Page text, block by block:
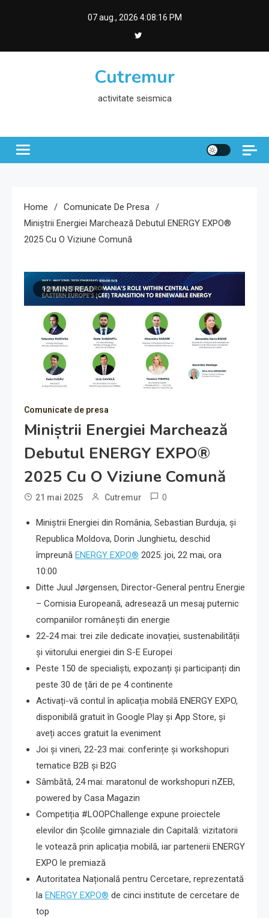
07 aug., 2026 4:08:17 PM
Cutremur
activitate seismica
Home
Comunicate De Presa
Miniștrii Energiei Marchează Debutul ENERGY EXPO®
2025 Cu O Viziune Comună
12 MINS READ
Comunicate de presa
Miniștrii Energiei Marchează
Debutul ENERGY EXPO®
2025 Cu O Viziune Comună
21 mai 2025 Cutremur 0
Miniștrii Energiei din România, Sebastian Burduja, și
Republica Moldova, Dorin Junghietu, deschid
împreună ENERGY EXPO® 2025: joi, 22 mai, ora
10:00
Ditte Juul Jørgensen, Director-General pentru Energie
– Comisia Europeană, adresează un mesaj puternic
companiilor românești din energie
22-24 mai: trei zile dedicate inovației, sustenabilității
și viitorului energiei din S-E Europei
Peste 150 de specialiști, expozanți și participanți din
peste 30 de țări de pe 4 continente
Activați-vă contul în aplicația mobilă ENERGY EXPO,
disponibilă gratuit în Google Play și App Store, și
aveți acces gratuit la eveniment
Joi și vineri, 22-23 mai: conferințe și workshopuri
tematice B2B și B2G
Sâmbătă, 24 mai: maratonul de workshopuri nZEB,
powered by Casa Magazin
Competiția #LOOPChallenge expune proiectele
elevilor din Școlile gimnaziale din Capitală: vizitatorii
le votează prin aplicația mobilă, iar partenerii ENERGY
EXPO le premiază
Autoritatea Națională pentru Cercetare, reprezentată
la ENERGY EXPO® de cinci institute de cercetare de
top